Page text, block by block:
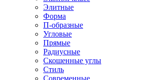
Элитные
Форма
П-образные
Угловые
Прямые
Радиусные
Скошенные углы
Стиль
Современные